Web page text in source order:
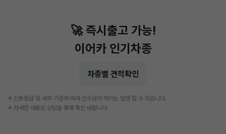
🚀 즉시출고 가능!
이어카 인기차종
차종별 견적확인
※ 신용등급 및 세부 기준에 따라 선수금의 차이는 발생 할 수 있습니다.
※ 자세한 내용은 상담을 통해 확인 바랍니다.